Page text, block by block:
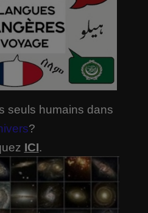
seuls humains dans
?
ICI.